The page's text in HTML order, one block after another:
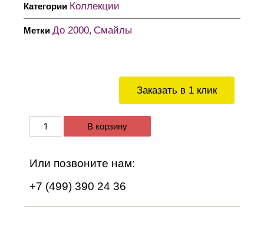
Заказать в 1 клик
В корзину
Или позвоните нам:
+7 (499) 390 24 36
Категории Коллекции
Метки До 2000, Смайлы